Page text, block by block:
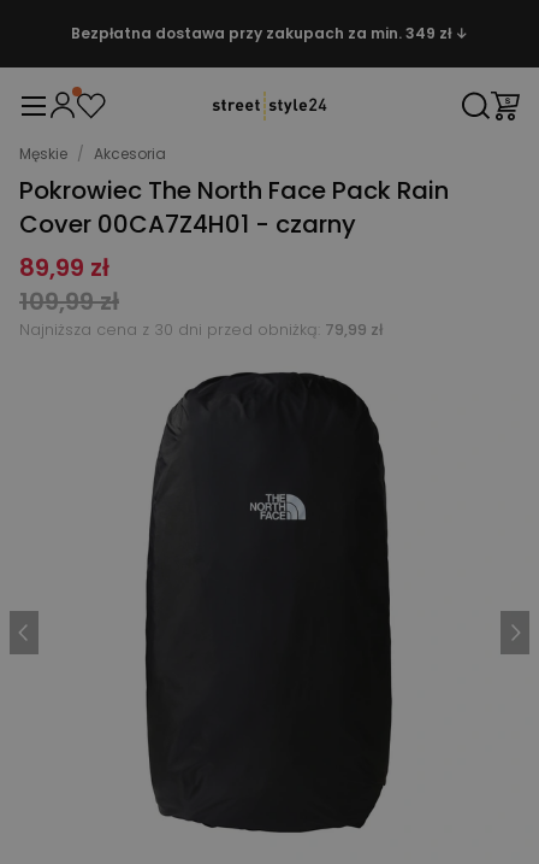
Bezpłatna dostawa przy zakupach za min. 349 zł ↓
Męskie / Akcesoria
Pokrowiec The North Face Pack Rain
Cover 00CA7Z4H01 - czarny
89,99 zł
109,99 zł
Najniższa cena z 30 dni przed obniżką: 79,99 zł